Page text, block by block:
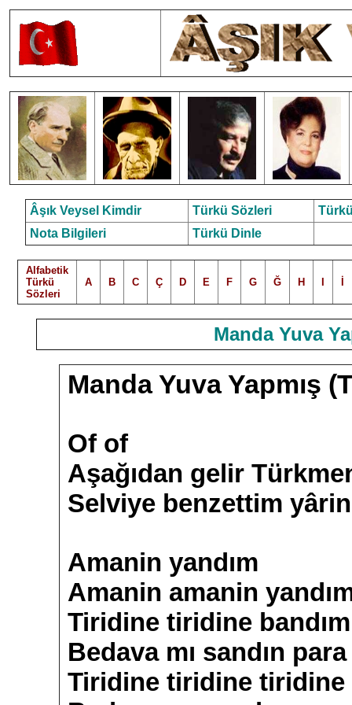
Âşık Veysel Kimdir Türkü Sözleri
Nota Bilgileri
Türkü Dinle
Alfabetik
Türkü
Sözleri
A B C Ç D E F G Ğ H
Manda Yuva
Manda Yuva Yapmış
Of of
Aşağıdan gelir
Selviye benzettim
Amanin yandım
Amanin amanin
Tiridine tiridine bandım
Bedava mı sandın
Tiridine tiridine tiridine